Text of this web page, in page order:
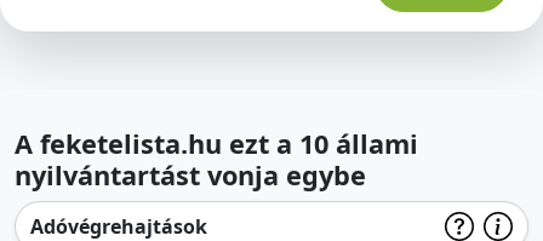
A feketelista.hu ezt a 10 állami
nyilvántartást vonja egybe
Adóvégrehajtások